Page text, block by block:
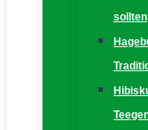
sollten